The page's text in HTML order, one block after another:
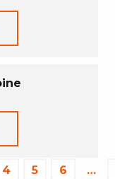
4 5 6 …